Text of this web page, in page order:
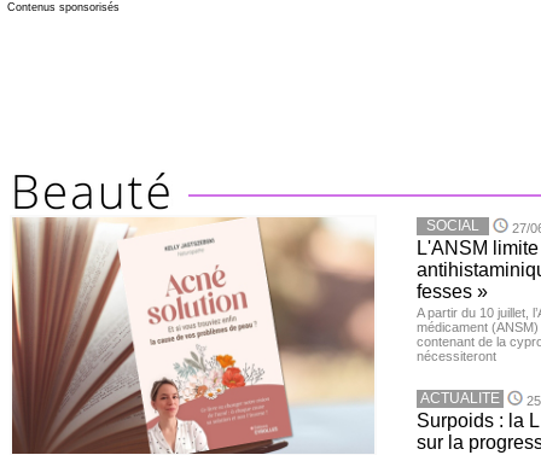
Contenus sponsorisés
SOCIAL 27/
L'ANSM
fesses »
A partir du 10 juillet,
médicament
contenant de la
nécessiteront
ACTUALITE
Surpoids : la
sur la